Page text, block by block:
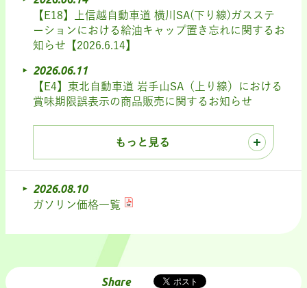
【E18】上信越自動車道 横川SA(下り線)ガスステ
ーションにおける給油キャップ置き忘れに関するお
知らせ【2026.6.14】
2026.06.11
【E4】東北自動車道 岩手山SA（上り線）における
賞味期限誤表示の商品販売に関するお知らせ
もっと見る
2026.08.10
ガソリン価格一覧
Share